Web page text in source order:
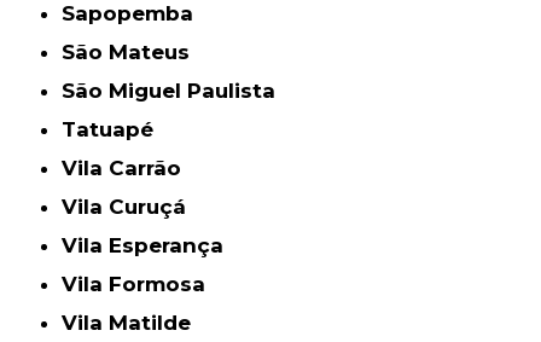
Sapopemba
São Mateus
São Miguel Paulista
Tatuapé
Vila Carrão
Vila Curuçá
Vila Esperança
Vila Formosa
Vila Matilde